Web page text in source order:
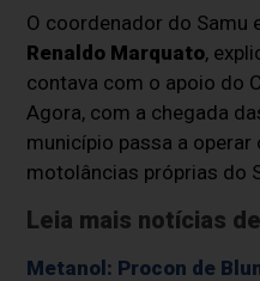
O coordenador do Samu
Renaldo Marquato,
contava com o apoio do
Agora, com a chegada
município passa a
motolâncias próprias do
Leia mais notícias
Metanol: Procon de